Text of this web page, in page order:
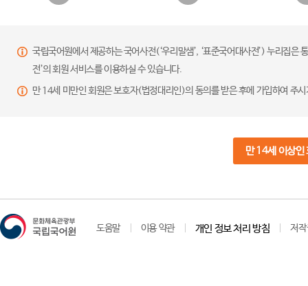
국립국어원에서 제공하는 국어사전(‘우리말샘’, ‘표준국어대사전’) 누리집
전’의 회원 서비스를 이용하실 수 있습니다.
만 14세 미만인 회원은 보호자(법정대리인)의 동의를 받은 후에 가입하여 주
만 14세 이상인
도움말 이용 약관 개인 정보 처리 방침 저